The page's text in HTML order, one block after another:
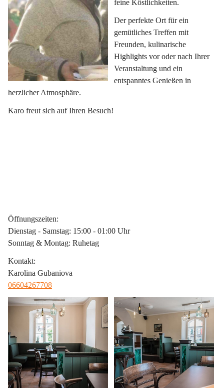
feine Köstlichkeiten.
Der perfekte Ort für ein
gemütliches Treffen mit
Freunden, kulinarische
Highlights vor oder nach Ihrer
Veranstaltung und ein
entspanntes Genießen in
herzlicher Atmosphäre.
Karo freut sich auf Ihren Besuch!
Öffnungszeiten:
Dienstag - Samstag: 15:00 - 01:00 Uhr
Sonntag & Montag: Ruhetag
Kontakt:
Karolina Gubaniova
06604267708